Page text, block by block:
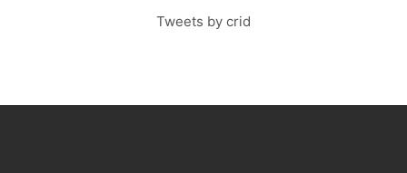
Tweets by crid